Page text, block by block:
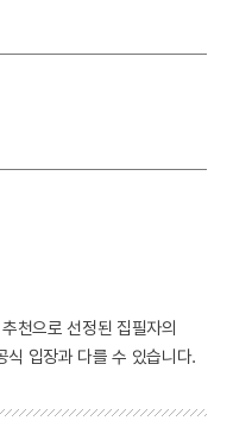
천으로 선정된 집필자의
식 입장과 다를 수 있습니다.